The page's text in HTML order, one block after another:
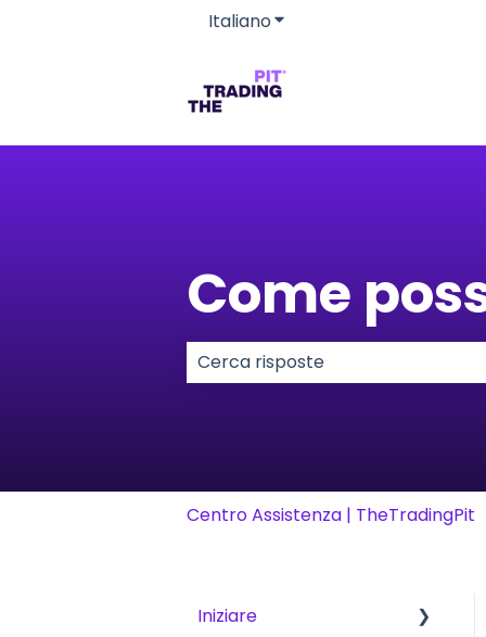
ItalianoMostra sottomenu per le
Come
Centro Assistenza | TheTradingPit
Iniziare